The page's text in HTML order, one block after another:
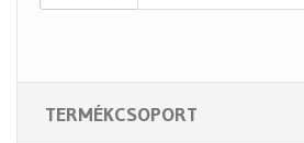
TERMÉKCSOPORT